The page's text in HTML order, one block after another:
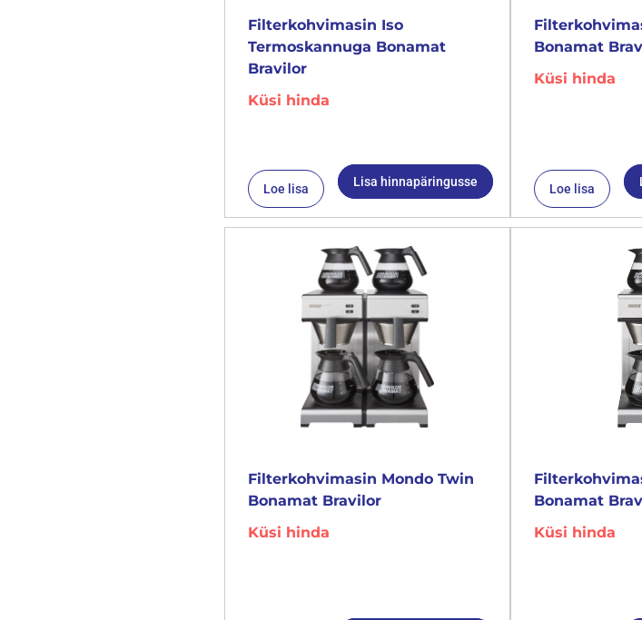
Filterkohvimasin Iso
Termoskannuga Bonamat
Bravilor
Küsi hinda
Loe lisa Lisa hinnapäringusse
Bonamat
Küsi hinda
Loe lisa
Filterkohvimasin Mondo Twin
Bonamat Bravilor
Küsi hinda
Bonamat
Küsi hinda